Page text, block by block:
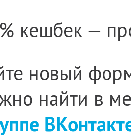
кешбек —
новый
найти в